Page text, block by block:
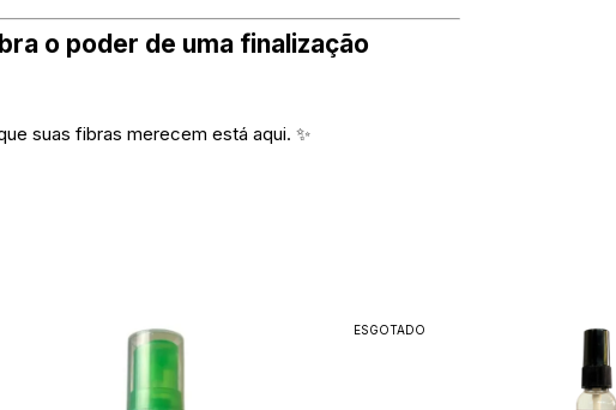
o poder de uma finalização
suas fibras merecem está aqui. ✨
ESGOTADO